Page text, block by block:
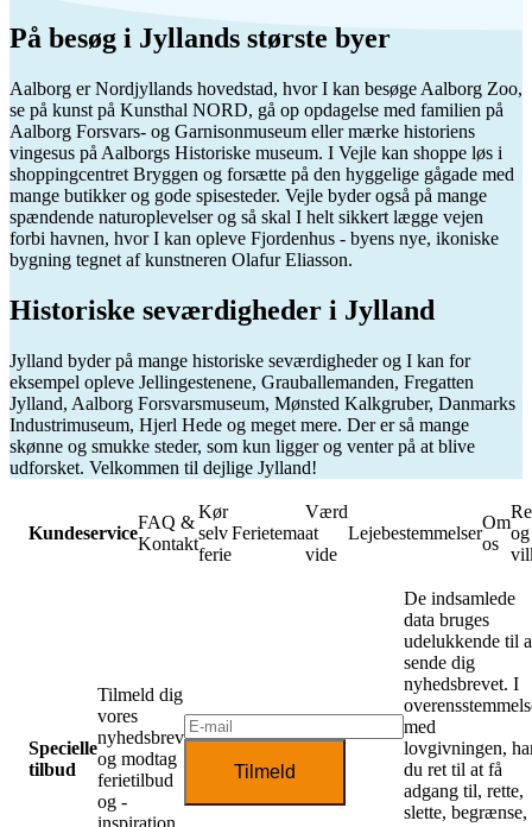
På besøg i Jyllands største byer
Aalborg er Nordjyllands hovedstad, hvor I kan besøge Aalborg Zoo,
se på kunst på Kunsthal NORD, gå op opdagelse med familien på
Aalborg Forsvars- og Garnisonmuseum eller mærke historiens
vingesus på Aalborgs Historiske museum. I Vejle kan shoppe løs i
shoppingcentret Bryggen og forsætte på den hyggelige gågade med
mange butikker og gode spisesteder. Vejle byder også på mange
spændende naturoplevelser og så skal I helt sikkert lægge vejen
forbi havnen, hvor I kan opleve Fjordenhus - byens nye, ikoniske
bygning tegnet af kunstneren Olafur Eliasson.
Historiske seværdigheder i Jylland
Jylland byder på mange historiske seværdigheder og I kan for
eksempel opleve Jellingestenene, Grauballemanden, Fregatten
Jylland, Aalborg Forsvarsmuseum, Mønsted Kalkgruber, Danmarks
Industrimuseum, Hjerl Hede og meget mere. Der er så mange
skønne og smukke steder, som kun ligger og venter på at blive
udforsket. Velkommen til dejlige Jylland!
Kundeservice
FAQ &
Kontakt
Kør
selv
ferie
Ferietema
Værd
at
vide
Lejebestemmelser
Om
os
og
Specielle
tilbud
Tilmeld dig
vores
nyhedsbrev
og modtag
ferietilbud
og -
Tilmeld
De indsamlede
data bruges
udelukkende til
sende dig
nyhedsbrevet. I
med
lovgivningen,
du ret til at få
adgang til, rette,
slette, begrænse,